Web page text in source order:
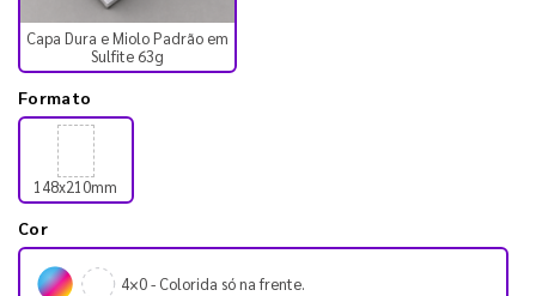
Capa Dura e Miolo Padrão em
Sulfite 63g
Formato
148x210mm
Cor
4×0 - Colorida só na frente.